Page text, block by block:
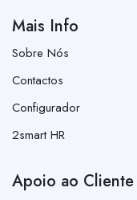
Mais Info
Sobre Nós
Contactos
Configurador
2smart HR
Apoio ao Cliente